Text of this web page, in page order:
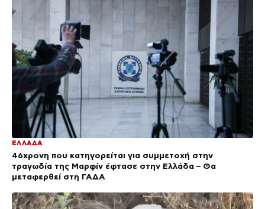
ΕΛΛΑΔΑ
46χρονη που κατηγορείται για συμμετοχή στην
τραγωδία της Μαρφίν έφτασε στην Ελλάδα – Θα
μεταφερθεί στη ΓΑΔΑ